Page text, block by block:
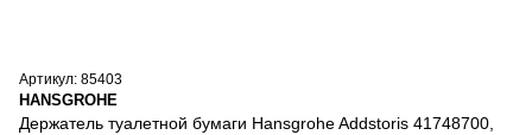
Артикул: 85403
HANSGROHE
Держатель туалетной бумаги Hansgrohe Addstoris 41748700,